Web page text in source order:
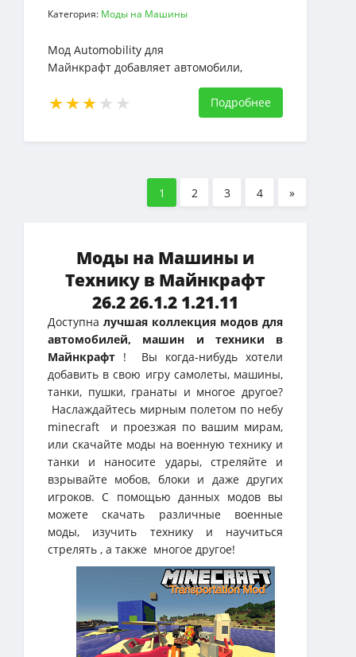
Категория: Моды на Машины
Мод Automobility для
Майнкрафт добавляет автомобили,
которые мы можем настроить по своему
вкусу
Подробнее
1 2 3 4 »
Моды на Машины и
Технику в Майнкрафт
26.2 26.1.2 1.21.11
Доступна лучшая коллекция модов для
автомобилей, машин и техники в
Майнкрафт ! Вы когда-нибудь хотели
добавить в свою игру самолеты, машины,
танки, пушки, гранаты и многое другое?
Наслаждайтесь мирным полетом по небу
minecraft и проезжая по вашим мирам,
или скачайте моды на военную технику и
танки и наносите удары, стреляйте и
взрывайте мобов, блоки и даже других
игроков. С помощью данных модов вы
можете скачать различные военные
моды, изучить технику и научиться
стрелять , а также многое другое!